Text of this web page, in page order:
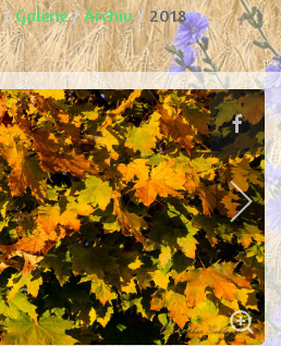
Galerie Archiv 2018